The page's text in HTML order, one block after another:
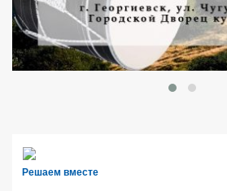
Решаем вместе